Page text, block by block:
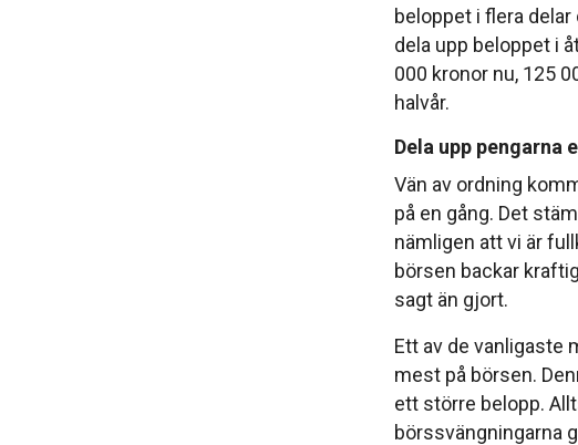
beloppet i flera
dela upp beloppet i
000 kronor nu, 125
halvår.
Dela upp pengarna
Vän av ordning
på en gång. Det
nämligen att vi är
börsen backar
sagt än gjort.
Ett av de vanligaste
mest på börsen.
ett större belopp.
börssvängningarna